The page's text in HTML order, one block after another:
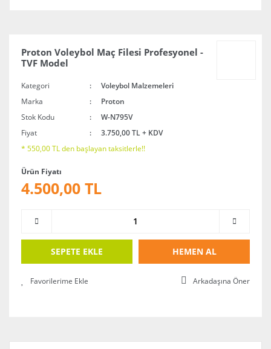
Proton Voleybol Maç Filesi Profesyonel -
TVF Model
Kategori
Voleybol Malzemeleri
Marka
Proton
Stok Kodu
W-N795V
Fiyat
3.750,00 TL + KDV
* 550,00 TL den başlayan taksitlerle!!
Ürün Fiyatı
4.500,00 TL
SEPETE EKLE HEMEN AL
Arkadaşına Öner